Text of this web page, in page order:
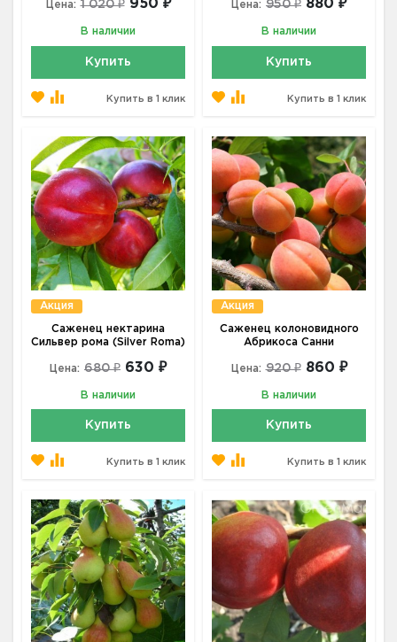
Цена: 1 020 ₽ 950 ₽
В наличии
Купить
Купить в 1 клик
Цена: 950 ₽ 880 ₽
В наличии
Купить
Купить в 1 клик
Акция
Саженец нектарина
Сильвер рома (Silver Roma)
Цена: 680 ₽ 630 ₽
В наличии
Купить
Купить в 1 клик
Акция
Саженец колоновидного
Абрикоса Санни
Цена: 920 ₽ 860 ₽
В наличии
Купить
Купить в 1 клик